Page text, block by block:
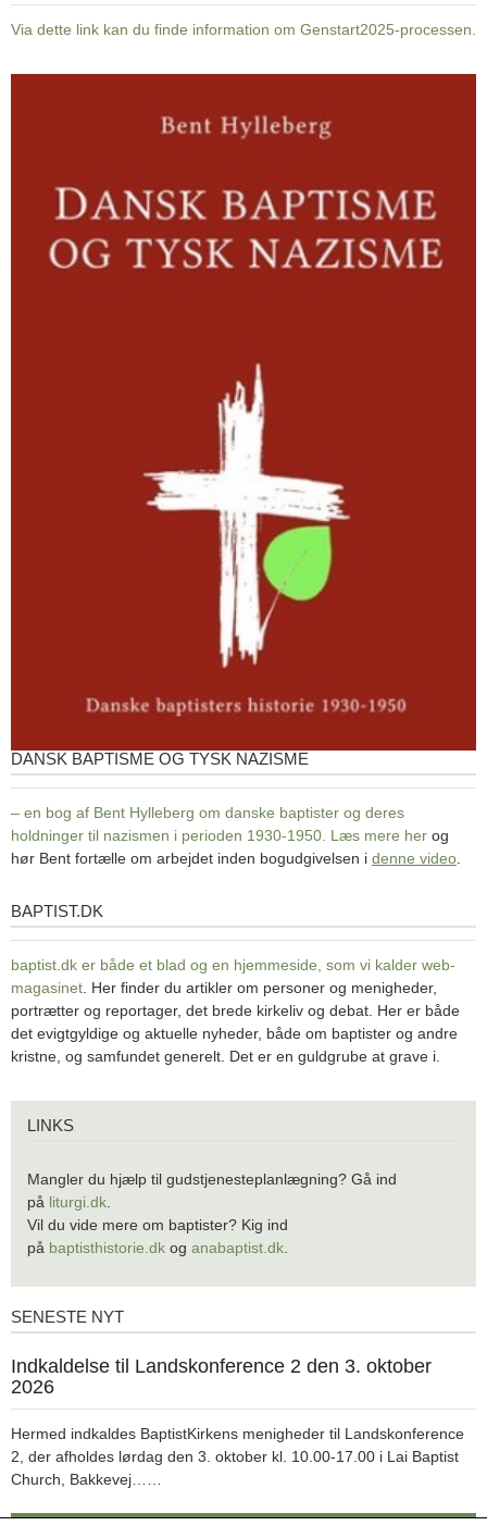
Via dette link kan du finde information om Genstart2025-processen.
DANSK BAPTISME OG TYSK NAZISME
– en bog af Bent Hylleberg om danske baptister og deres
holdninger til nazismen i perioden 1930-1950. Læs mere her og
hør Bent fortælle om arbejdet inden bogudgivelsen i denne video
baptist.dk
BAPTIST.DK
baptist.dk er både et blad og en hjemmeside, som vi kalder web-
magasinet . Her finder du artikler om personer og menigheder,
portrætter og reportager, det brede kirkeliv og debat. Her er både
det evigtgyldige og aktuelle nyheder, både om baptister og andre
kristne, og samfundet generelt. Det er en guldgrube at grave i.
LINKS
Mangler du hjælp til gudstjenesteplanlægning? Gå ind
på liturgi.dk
Vil du vide mere om baptister? Kig ind
på baptisthistorie.dk og anabaptist.dk
Seneste
SENESTE NYT
1.
jul.
Indkaldelse til Landskonference 2 den 3. oktober
2026
Hermed indkaldes BaptistKirkens menigheder til Landskonference
2, der afholdes lørdag den 3. oktober kl. 10.00-17.00 i Lai Baptist
Church, Bakkevej……